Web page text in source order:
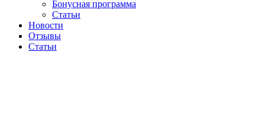
Бонусная программа
Статьи
Новости
Отзывы
Статьи